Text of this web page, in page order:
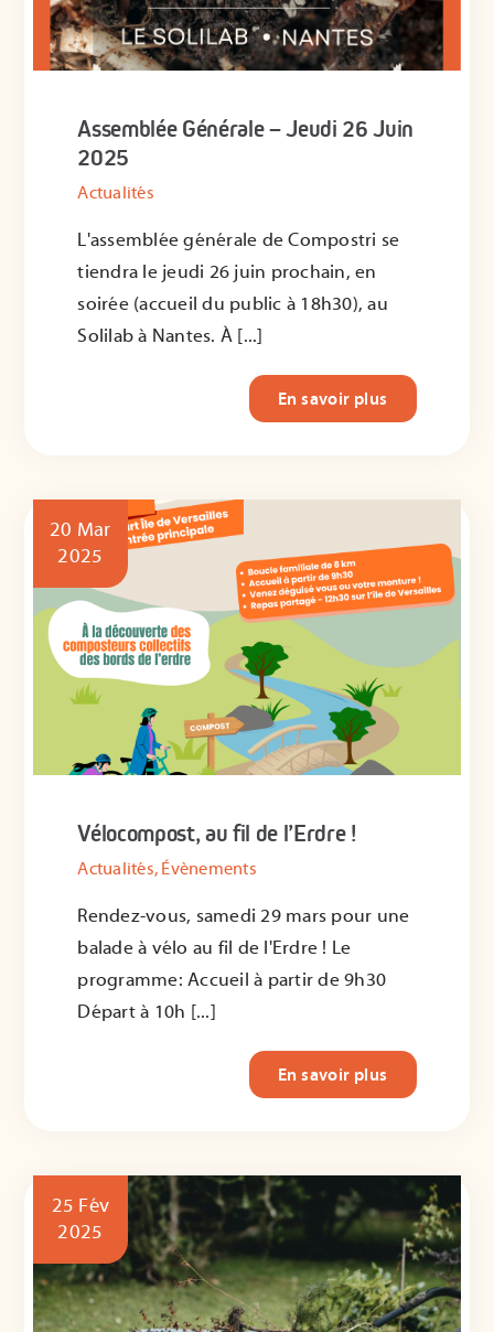
ADHÉRER
Assemblée Générale – Jeudi 26 Juin
2025
Actualités
L'assemblée générale de Compostri se
tiendra le jeudi 26 juin prochain, en
soirée (accueil du public à 18h30), au
Solilab à Nantes. À [...]
En savoir plus
20 Mar
2025
Vélocompost, au fil de l’Erdre !
Actualités, Évènements
Rendez-vous, samedi 29 mars pour une
balade à vélo au fil de l'Erdre ! Le
programme: Accueil à partir de 9h30
Départ à 10h [...]
En savoir plus
25 Fév
2025